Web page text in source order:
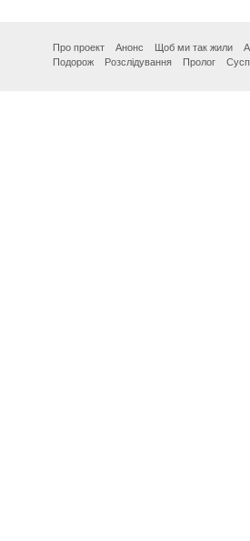
Про проект Анонс Щоб ми так жили
Подорож
Розслідування Пролог